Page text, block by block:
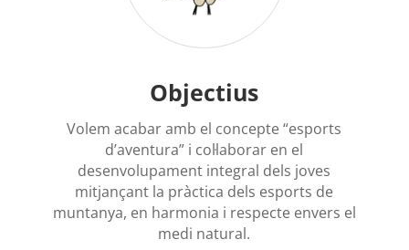
Objectius
Volem acabar amb el concepte “esports
d’aventura” i col·laborar en el
desenvolupament integral dels joves
mitjançant la pràctica dels esports de
muntanya, en harmonia i respecte envers el
medi natural.